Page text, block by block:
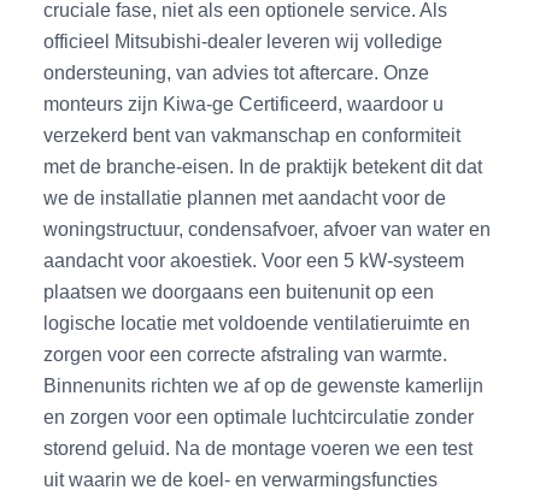
cruciale fase, niet als een optionele service. Als
officieel Mitsubishi-dealer leveren wij volledige
ondersteuning, van advies tot aftercare. Onze
monteurs zijn Kiwa-ge Certificeerd, waardoor u
verzekerd bent van vakmanschap en conformiteit
met de branche-eisen. In de praktijk betekent dit dat
we de installatie plannen met aandacht voor de
woningstructuur, condensafvoer, afvoer van water en
aandacht voor akoestiek. Voor een 5 kW-systeem
plaatsen we doorgaans een buitenunit op een
logische locatie met voldoende ventilatieruimte en
zorgen voor een correcte afstraling van warmte.
Binnenunits richten we af op de gewenste kamerlijn
en zorgen voor een optimale luchtcirculatie zonder
storend geluid. Na de montage voeren we een test
uit waarin we de koel- en verwarmingsfuncties